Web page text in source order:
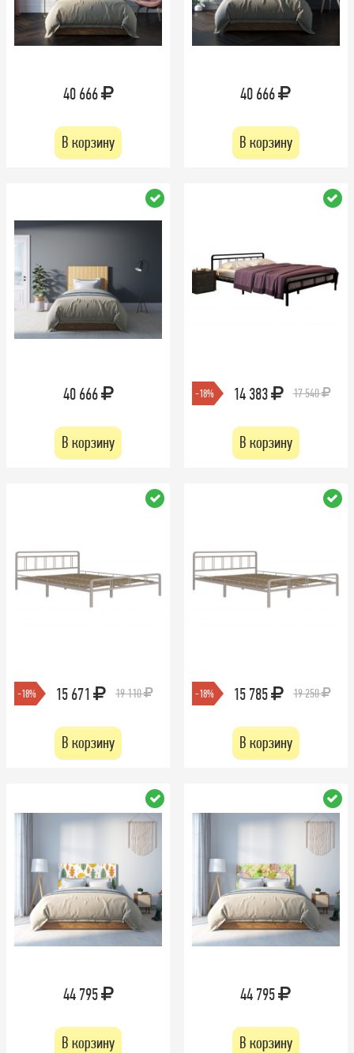
40 666
В корзину
40 666
В корзину
40 666
В корзину
-18% 14 383 17 540
В корзину
-18% 15 671 19 110
В корзину
-18% 15 785 19 250
В корзину
44 795
В корзину
44 795
В корзину